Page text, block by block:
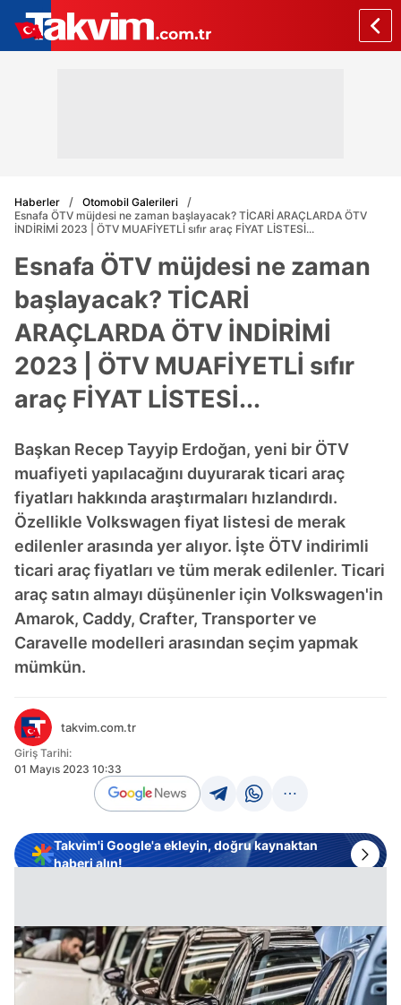
Haberler
Otomobil Galerileri
Esnafa ÖTV müjdesi ne zaman başlayacak? TİCARİ ARAÇLARDA ÖTV
İNDİRİMİ 2023 | ÖTV MUAFİYETLİ sıfır araç FİYAT LİSTESİ...
Esnafa ÖTV müjdesi ne zaman
başlayacak? TİCARİ
ARAÇLARDA ÖTV İNDİRİMİ
2023 | ÖTV MUAFİYETLİ sıfır
araç FİYAT LİSTESİ...
Başkan Recep Tayyip Erdoğan, yeni bir ÖTV
muafiyeti yapılacağını duyurarak ticari araç
fiyatları hakkında araştırmaları hızlandırdı.
Özellikle Volkswagen fiyat listesi de merak
edilenler arasında yer alıyor. İşte ÖTV indirimli
ticari araç fiyatları ve tüm merak edilenler. Ticari
araç satın almayı düşünenler için Volkswagen'in
Amarok, Caddy, Crafter, Transporter ve
Caravelle modelleri arasından seçim yapmak
mümkün.
takvim.com.tr
Giriş Tarihi:
01 Mayıs 2023 10:33
Takvim'i Google'a ekleyin, doğru kaynaktan
haberi alın!